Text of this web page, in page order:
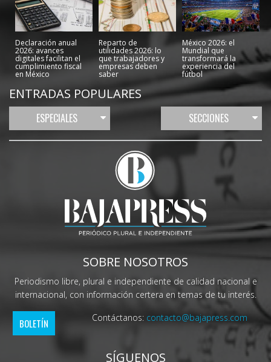
Declaración anual
2026: avances
digitales facilitan el
cumplimiento fiscal
en México
Reparto de
utilidades 2026: lo
que trabajadores y
empresas deben
saber
México 2026: el
Mundial que
transformará la
experiencia del
fútbol
ENTRADAS POPULARES
ESPECIALES SECCIONES
SOBRE NOSOTROS
Periodismo libre, plural e independiente de calidad nacional e
internacional, con información certera en temas de tu interés.
BOLETÍN Contáctanos: contacto@bajapress.com
SÍGUENOS